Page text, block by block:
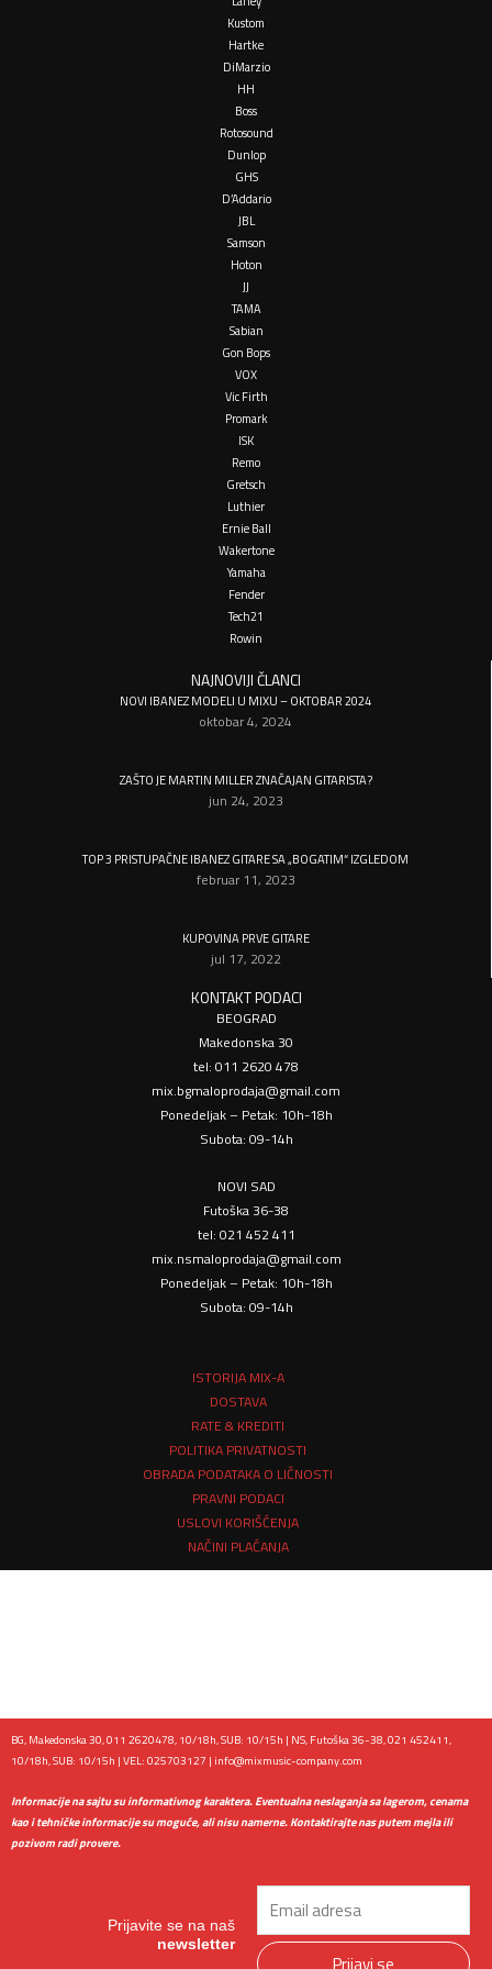
Kustom
Hartke
DiMarzio
HH
Boss
Rotosound
Dunlop
GHS
D’Addario
JBL
Samson
Hoton
JJ
TAMA
Sabian
Gon Bops
VOX
Vic Firth
Promark
ISK
Remo
Gretsch
Luthier
Ernie Ball
Wakertone
Yamaha
Fender
Tech21
Rowin
NAJNOVIJI ČLANCI
NOVI IBANEZ MODELI U MIXU – OKTOBAR 2024
oktobar 4, 2024
ZAŠTO JE MARTIN MILLER ZNAČAJAN GITARISTA?
jun 24, 2023
TOP 3 PRISTUPAČNE IBANEZ GITARE SA „BOGATIM“ IZGLEDOM
februar 11, 2023
KUPOVINA PRVE GITARE
jul 17, 2022
KONTAKT PODACI
BEOGRAD
Makedonska 30
tel: 011 2620 478
mix.bgmaloprodaja@gmail.com
Ponedeljak – Petak: 10h-18h
Subota: 09-14h
NOVI SAD
Futoška 36-38
tel: 021 452 411
mix.nsmaloprodaja@gmail.com
Ponedeljak – Petak: 10h-18h
Subota: 09-14h
ISTORIJA MIX-A
DOSTAVA
RATE & KREDITI
POLITIKA PRIVATNOSTI
OBRADA PODATAKA O LIČNOSTI
PRAVNI PODACI
USLOVI KORIŠĆENJA
NAČINI PLAĆANJA
BG, Makedonska 30, 011 2620478, 10/18h, SUB: 10/15h | NS, Futoška 36-38, 021 452411,
10/18h, SUB: 10/15h | VEL: 025703127 | info@mixmusic-company.com
Informacije na sajtu su informativnog karaktera. Eventualna neslaganja sa lagerom, cenama
kao i tehničke informacije su moguće, ali nisu namerne. Kontaktirajte nas putem mejla ili
pozivom radi provere.
Prijavite se na naš
newsletter
Prijavi se